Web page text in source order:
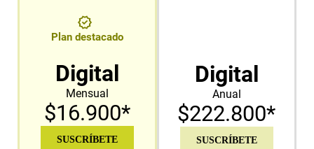
Plan destacado
Digital
Mensual
$16.900*
SUSCRÍBETE
Digital
Anual
$222.800*
SUSCRÍBETE